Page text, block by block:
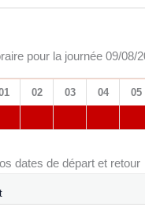
pour la journée 09/08/
02 03 04 05
dates de départ et retour